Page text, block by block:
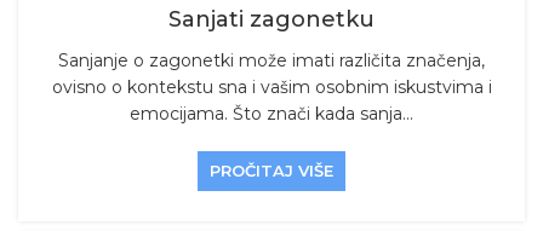
Sanjati zagonetku
Sanjanje o zagonetki može imati različita značenja,
ovisno o kontekstu sna i vašim osobnim iskustvima i
emocijama. Što znači kada sanja...
PROČITAJ VIŠE